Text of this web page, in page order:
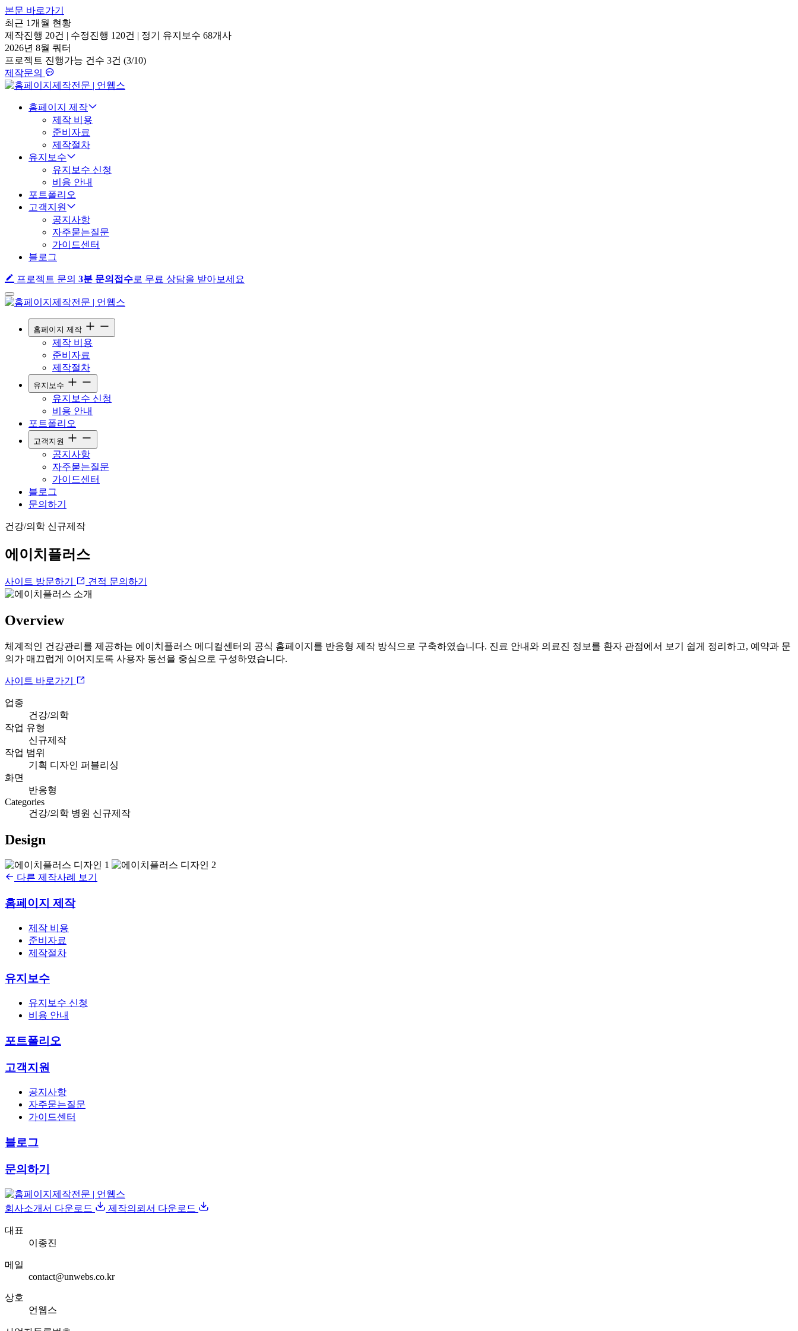
본문 바로가기
최근 1개월 현황
제작진행 20건 | 수정진행 120건 | 정기 유지보수 68개사
2026년 8월 쿼터
프로젝트 진행가능 건수 3건 (3/10)
제작문의
홈페이지 제작
제작 비용
준비자료
제작절차
유지보수
유지보수 신청
비용 안내
포트폴리오
고객지원
공지사항
자주묻는질문
가이드센터
블로그
프로젝트 문의 3분 문의접수로 무료 상담을 받아보세요
홈페이지 제작
제작 비용
준비자료
제작절차
유지보수
유지보수 신청
비용 안내
포트폴리오
고객지원
공지사항
자주묻는질문
가이드센터
블로그
문의하기
건강/의학 신규제작
에이치플러스
사이트 방문하기 견적 문의하기
Overview
체계적인 건강관리를 제공하는 에이치플러스 메디컬센터의 공식 홈페이지를 반응형 제작 방식으로 구축하였습니다. 진료 안내와 의료진 정보를 환자 관점에서 보기 쉽게 정리하고, 예약과 문
의가 매끄럽게 이어지도록 사용자 동선을 중심으로 구성하였습니다.
사이트 바로가기
업종
건강/의학
작업 유형
신규제작
작업 범위
기획 디자인 퍼블리싱
화면
반응형
Categories
건강/의학 병원 신규제작
Design
다른 제작사례 보기
홈페이지 제작
제작 비용
준비자료
제작절차
유지보수
유지보수 신청
비용 안내
포트폴리오
고객지원
공지사항
자주묻는질문
가이드센터
블로그
문의하기
회사소개서 다운로드 제작의뢰서 다운로드
대표
이종진
메일
contact@unwebs.co.kr
상호
언웹스